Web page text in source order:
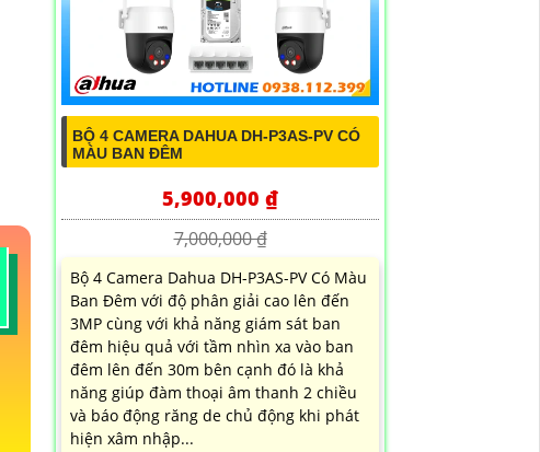
BỘ 4 CAMERA DAHUA DH-P3AS-PV CÓ
MÀU BAN ĐÊM
5,900,000 ₫
7,000,000 ₫
Bộ 4 Camera Dahua DH-P3AS-PV Có Màu
Ban Đêm với độ phân giải cao lên đến
3MP cùng với khả năng giám sát ban
đêm hiệu quả với tầm nhìn xa vào ban
đêm lên đến 30m bên cạnh đó là khả
năng giúp đàm thoại âm thanh 2 chiều
và báo động răng de chủ động khi phát
hiện xâm nhập...